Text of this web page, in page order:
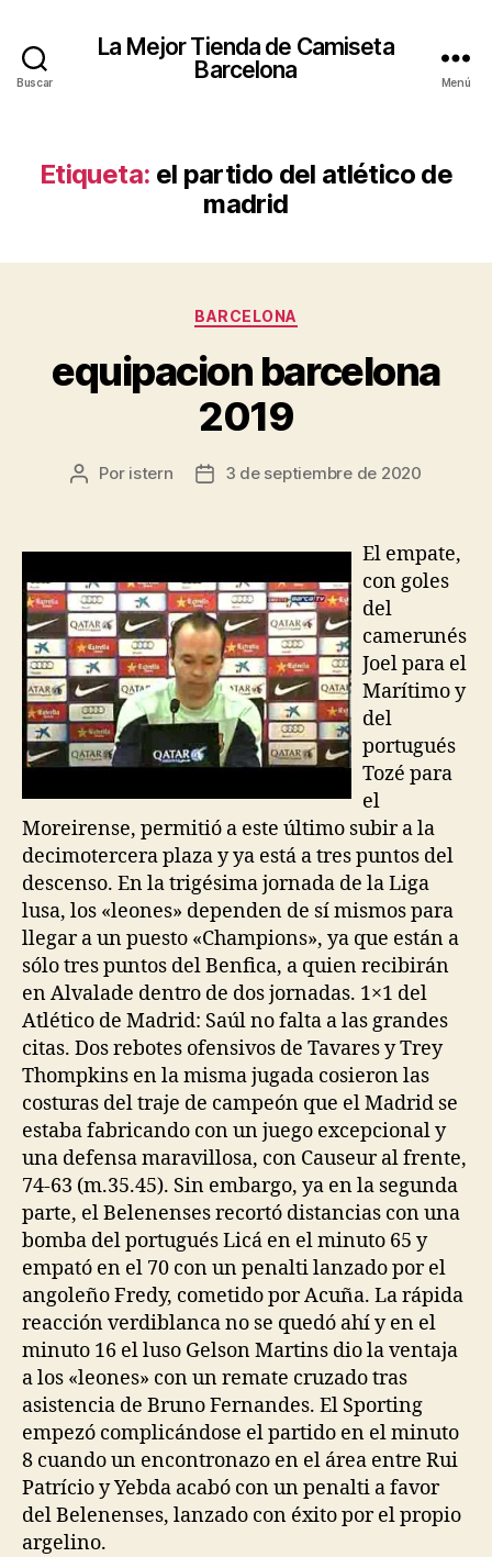
Buscar
La Mejor Tienda de Camiseta
Barcelona
Menú
Etiqueta: el partido del atlético de
madrid
Categorías
BARCELONA
equipacion barcelona
2019
Autor
Por istern
Fecha3 de septiembre de 2020
El empate,
con goles
del
camerunés
Joel para el
Marítimo y
del
portugués
Tozé para
el
Moreirense, permitió a este último subir a la
decimotercera plaza y ya está a tres puntos del
descenso. En la trigésima jornada de la Liga
lusa, los «leones» dependen de sí mismos para
llegar a un puesto «Champions», ya que están a
sólo tres puntos del Benfica, a quien recibirán
en Alvalade dentro de dos jornadas. 1×1 del
Atlético de Madrid: Saúl no falta a las grandes
citas. Dos rebotes ofensivos de Tavares y Trey
Thompkins en la misma jugada cosieron las
costuras del traje de campeón que el Madrid se
estaba fabricando con un juego excepcional y
una defensa maravillosa, con Causeur al frente,
74-63 (m.35.45). Sin embargo, ya en la segunda
parte, el Belenenses recortó distancias con una
bomba del portugués Licá en el minuto 65 y
empató en el 70 con un penalti lanzado por el
angoleño Fredy, cometido por Acuña. La rápida
reacción verdiblanca no se quedó ahí y en el
minuto 16 el luso Gelson Martins dio la ventaja
a los «leones» con un remate cruzado tras
asistencia de Bruno Fernandes. El Sporting
empezó complicándose el partido en el minuto
8 cuando un encontronazo en el área entre Rui
Patrício y Yebda acabó con un penalti a favor
del Belenenses, lanzado con éxito por el propio
argelino.